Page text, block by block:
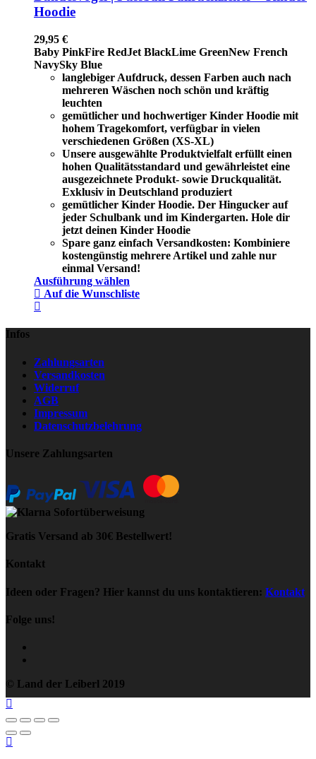
Hoodie
29,95 €
Baby PinkFire RedJet BlackLime GreenNew French
NavySky Blue
langlebiger Aufdruck, dessen Farben auch nach
mehreren Wäschen noch schön und kräftig
leuchten
gemütlicher und hochwertiger Kinder Hoodie mit
hohem Tragekomfort, verfügbar in vielen
verschiedenen Größen (XS-XL)
Unsere ausgewählte Produktvielfalt erfüllt einen
hohen Qualitätsstandard und gewährleistet eine
ausgezeichnete Produkt- sowie Druckqualität.
Exklusiv in Deutschland produziert
gemütlicher Kinder Hoodie. Der Hingucker auf
jeder Schulbank und im Kindergarten. Hole dir
jetzt deinen Kinder Hoodie
Spare ganz einfach Versandkosten: Kombiniere
kostengünstig mehrere Artikel und zahle nur
einmal Versand!
Ausführung wählen
Auf die Wunschliste
Infos
Zahlungsarten
Versandkosten
Widerruf
AGB
Impressum
Datenschutzbelehrung
Unsere Zahlungsarten
Gratis Versand ab 30€ Bestellwert!
Kontakt
Ideen oder Fragen? Hier kannst du uns kontaktieren: Kontakt
Folge uns!
© Land der Leiberl 2019